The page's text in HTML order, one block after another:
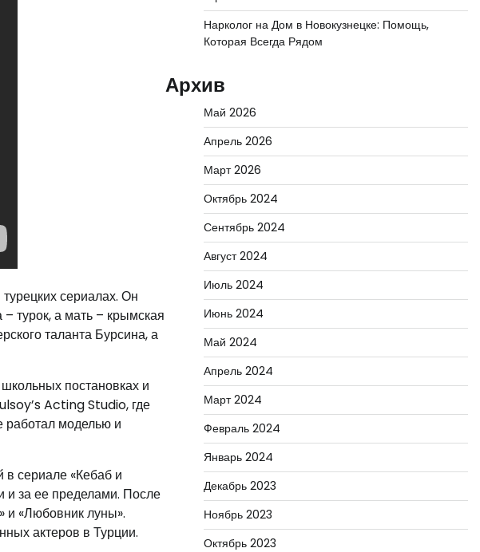
сериалах. Он
турок, а мать – крымская
таланта Бурсина, а
постановках и
Acting Studio, где
работал моделью и
в сериале «Кебаб и
и за ее пределами. После
и «Любовник луны».
актеров в Турции.
Нарколог на Дом в Новокузнецке: Помощь,
Которая Всегда Рядом
Архив
Май 2026
Апрель 2026
Март 2026
Октябрь 2024
Сентябрь 2024
Август 2024
Июль 2024
Июнь 2024
Май 2024
Апрель 2024
Март 2024
Февраль 2024
Январь 2024
Декабрь 2023
Ноябрь 2023
Октябрь 2023